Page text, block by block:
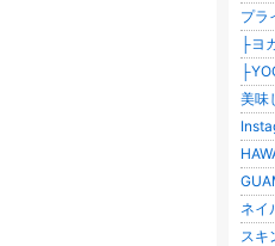
プラ
├ヨ
美味
ネイ
スキ